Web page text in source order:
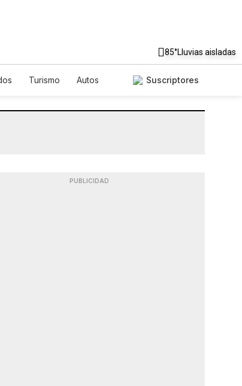
85°Lluvias aisladas
Turismo
Autos
Suscriptores
PUBLICIDAD